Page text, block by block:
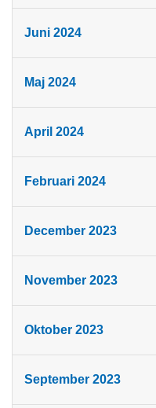
Juni 2024
Maj 2024
April 2024
Februari 2024
December 2023
November 2023
Oktober 2023
September 2023